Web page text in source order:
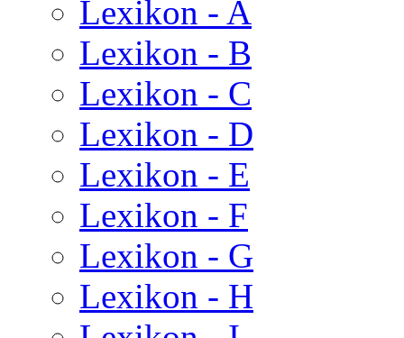
Lexikon - A
Lexikon - B
Lexikon - C
Lexikon - D
Lexikon - E
Lexikon - F
Lexikon - G
Lexikon - H